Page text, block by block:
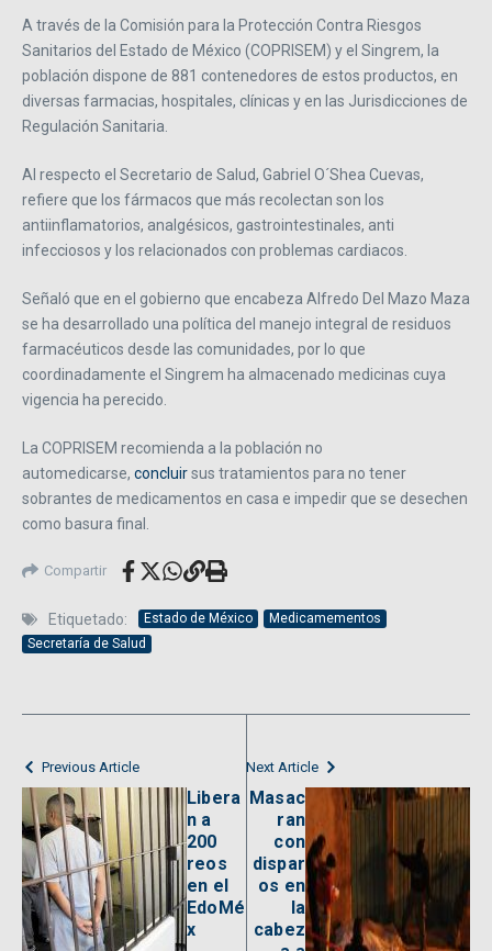
A través de la Comisión para la Protección Contra Riesgos
Sanitarios del Estado de México (COPRISEM) y el Singrem, la
población dispone de 881 contenedores de estos productos, en
diversas farmacias, hospitales, clínicas y en las Jurisdicciones de
Regulación Sanitaria.
Al respecto el Secretario de Salud, Gabriel O´Shea Cuevas,
refiere que los fármacos que más recolectan son los
antiinflamatorios, analgésicos, gastrointestinales, anti
infecciosos y los relacionados con problemas cardiacos.
Señaló que en el gobierno que encabeza Alfredo Del Mazo Maza
se ha desarrollado una política del manejo integral de residuos
farmacéuticos desde las comunidades, por lo que
coordinadamente el Singrem ha almacenado medicinas cuya
vigencia ha perecido.
La COPRISEM recomienda a la población no
automedicarse, concluirsus tratamientos para no tener
sobrantes de medicamentos en casa e impedir que se desechen
como basura final.
Compartir
Etiquetado: Estado de México
Medicamementos
Secretaría de Salud
Previous Article
Libera
n a
200
reos
en el
EdoMé
x
Next Article
Masac
ran
con
dispar
os en
la
cabez